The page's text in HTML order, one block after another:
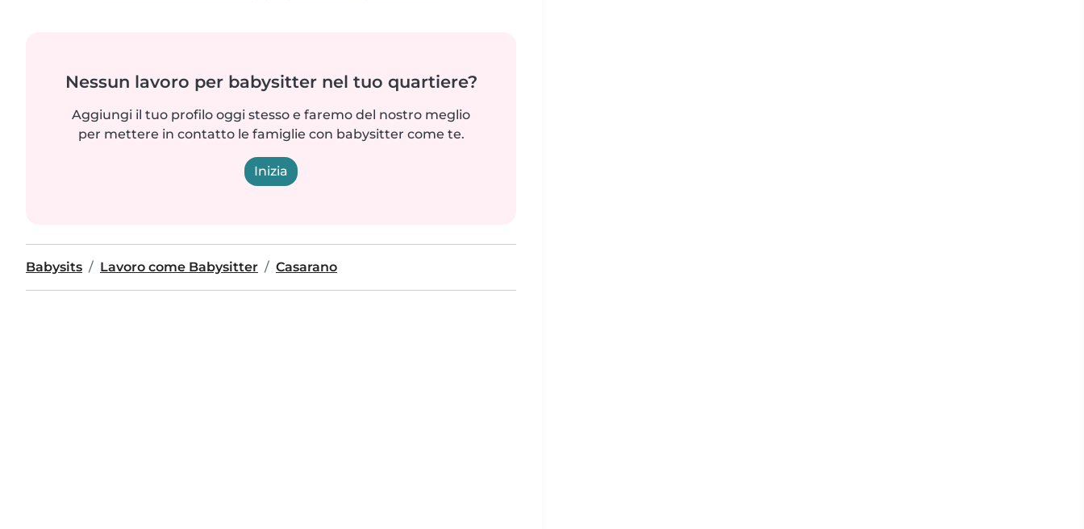
Nessun lavoro per babysitter nel tuo quartiere?
Aggiungi il tuo profilo oggi stesso e faremo del nostro meglio
per mettere in contatto le famiglie con babysitter come te.
Inizia
Babysits Lavoro come Babysitter Casarano